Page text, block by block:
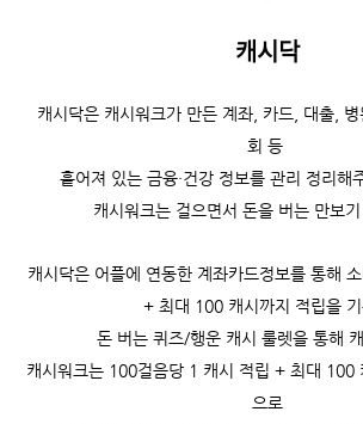
캐시닥
캐시닥은 캐시워크가 만든 계좌, 카드, 대출,
회 등
흩어져 있는 금융·건강 정보를 관리 정리해
캐시워크는 걸으면서 돈을 버는 만보
캐시닥은 어플에 연동한 계좌카드정보를 통해
+ 최대 100 캐시까지 적립을
돈 버는 퀴즈/행운 캐시 룰렛을 통해
캐시워크는 100걸음당 1 캐시 적립 + 최대 100
으로